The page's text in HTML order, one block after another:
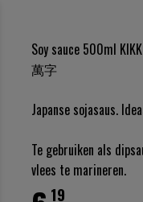
Soy sauce 500ml
萬字
Japanse sojasaus.
Te gebruiken als
vlees te marineren.
19